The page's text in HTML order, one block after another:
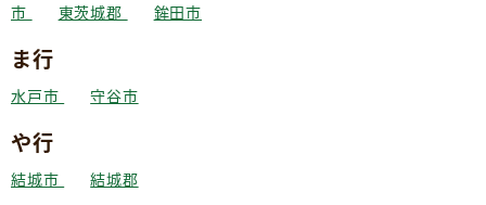
市
東茨城郡 鉾田市
ま行
水戸市 守谷市
や行
結城市 結城郡